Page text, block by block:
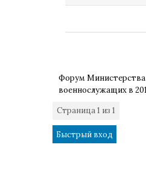
Форум
военнослужащих в
Страница1 из 1